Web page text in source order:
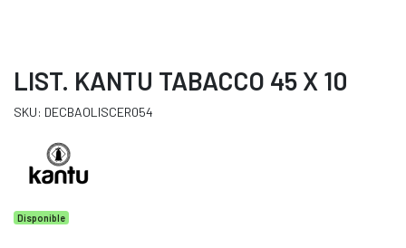
LIST. KANTU TABACCO 45 X 10
SKU: DECBAOLISCER054
Disponible